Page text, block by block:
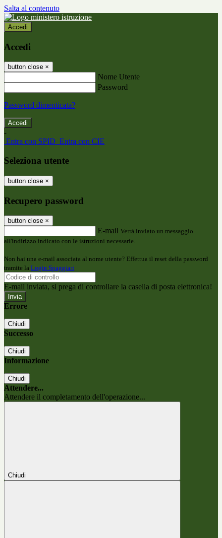
Salta al contenuto
Accedi
Accedi
button close ×
Nome Utente
Password
Password dimenticata?
-
Entra con SPID Entra con CIE
Seleziona utente
button close ×
Recupero password
button close ×
E-mail Verrà inviato un messaggio
all'indirizzo indicato con le istruzioni necessarie.
Non hai una e-mail associata al nome utente? Effettua il reset della password
tramite la Login Spaggiari
E-mail inviata, si prega di controllare la casella di posta elettronica!
Errore
Chiudi
Successo
Chiudi
Informazione
Chiudi
Attendere...
Attendere il completamento dell'operazione...
Chiudi